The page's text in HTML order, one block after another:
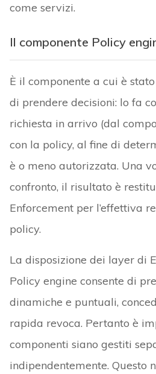
come servizi.
Il componente Policy
È il componente a cui è
di prendere decisioni: lo fa
richiesta in arrivo (dal
con la policy, al fine di
è o meno autorizzata. Una
confronto, il risultato è
Enforcement per l’effettiva
policy.
La disposizione dei layer di
Policy engine consente di
dinamiche e puntuali,
rapida revoca. Pertanto è
componenti siano gestiti
indipendentemente. Questo